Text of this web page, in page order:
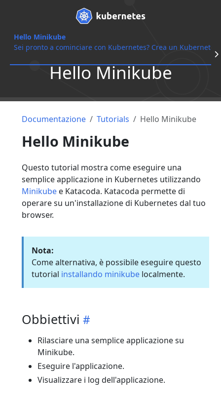
Hello Minikube
Sei pronto a cominciare con Kubernetes? Crea un
Hello Minikube
Documentazione Tutorials Hello Minikube
Hello Minikube
Questo tutorial mostra come eseguire una
semplice applicazione in Kubernetes utilizzando
Minikube e Katacoda. Katacoda permette di
operare su un'installazione di Kubernetes dal tuo
browser.
Nota:
Come alternativa, è possibile eseguire questo
tutorial installando minikube localmente.
Obbiettivi
Rilasciare una semplice applicazione su
Minikube.
Eseguire l'applicazione.
Visualizzare i log dell'applicazione.